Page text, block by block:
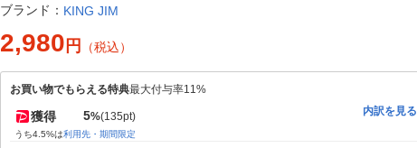
ブランド： KING JIM
2,980 円 （税込）
お買い物でもらえる特典最大付与率11%
獲得 5%(135pt)
うち4.5%は利用先・期間限定
内訳を見る